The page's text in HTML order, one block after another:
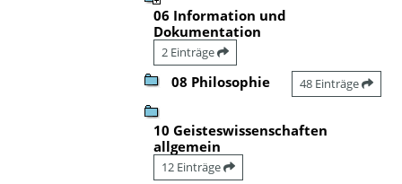
06 Information und
Dokumentation
2 Einträge
08 Philosophie 48 Einträge
10 Geisteswissenschaften
allgemein
12 Einträge